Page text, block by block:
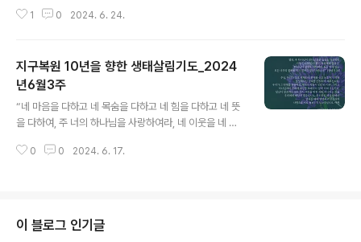
s://youtu.be/_hF1AZrIuZo 하나님께서 세상을 이처럼
6)주님, 우리가 당신의 무한한 사랑을 기억하며 감사를 드
립니다. 주님께서는 우리 뿐만 아니라 이 세상과 온 우주 만
물을 사랑하셨습니다. 그 사랑이 우리의 행동과 태도에도
드러날 수 있도록 도와주십시오. 그리고 이 세상과 모든 피
조물들이 하나님의 자녀가 누릴 영광의 자유를 누리기까지
우리를 부르는 소리를 듣게 해주십시오. 아멘.20240626
1 0 2024. 6. 24.
지구복원 10년을 향한 생태살림기도_2024
년6월3주
“네 마음을 다하고 네 목숨을 다하고 네 힘을 다하고 네 뜻
을 다하여, 주 너의 하나님을 사랑하여라, 네 이웃을 네 몸
복음 10:27, 29) 주님, "선한 사마리아인"의 이야기를 통
게 주어진 도덕적 의무와 환경 정의의 문제를 깊이 이해하
게 해주십시오. 또한, 동물, 산, 생태계까지 이웃으로 인정
0 0 2024. 6. 17.
이 블로그 인기글